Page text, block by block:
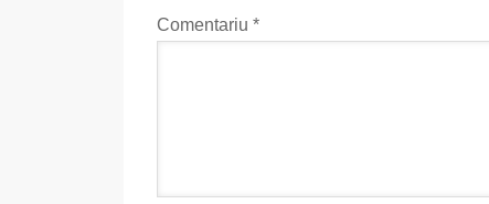
Comentariu *